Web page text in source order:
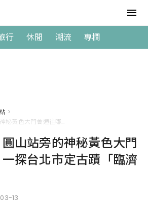
行 休閒 潮流 專欄
>
圓山站旁的神秘黃色大門
探台北市定古蹟「臨濟
13